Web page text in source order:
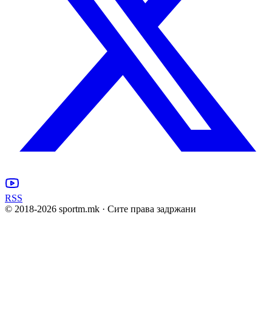
RSS
© 2018-2026 sportm.mk · Сите права задржани